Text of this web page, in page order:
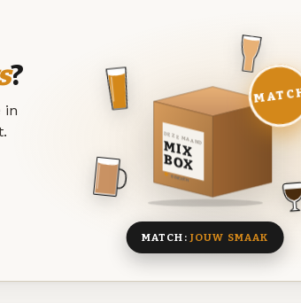
?
in
DEZE MAAND
MIX
BOX
8 BIEREN
MATCH: JOUW SMAAK